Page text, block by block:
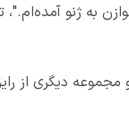
به ژنو
دیگری از